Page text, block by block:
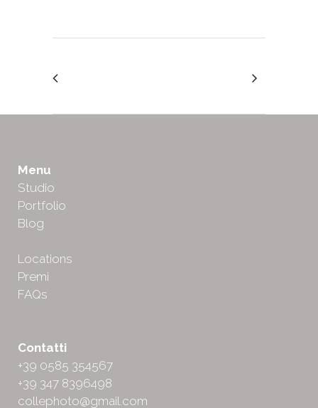
Menu
Studio
Portfolio
Blog
Locations
Premi
FAQs
Contatti
+39 0585 354567
+39 347 8396498
collephoto@gmail.com